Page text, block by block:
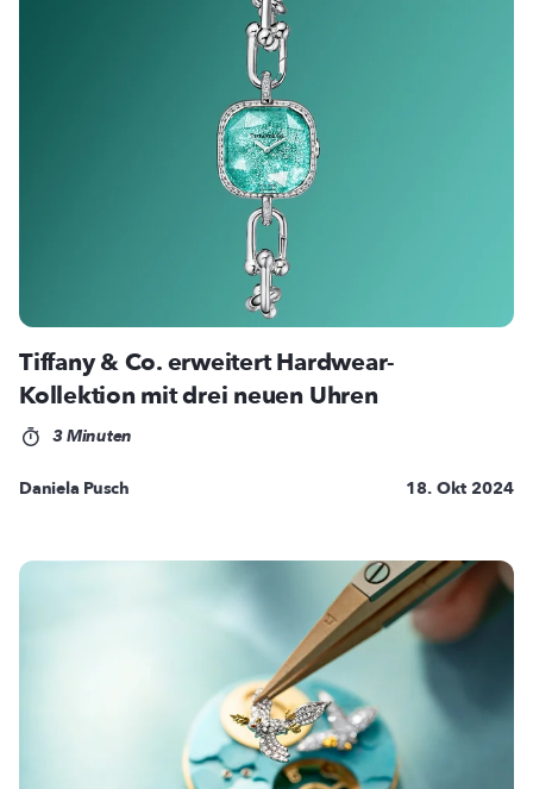
Tiffany & Co. erweitert Hardwear-
Kollektion mit drei neuen Uhren
3 Minuten
Daniela Pusch 18. Okt 2024